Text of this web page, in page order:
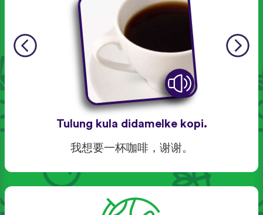
Tulung kula didamelke kopi.
我想要一杯咖啡，谢谢。